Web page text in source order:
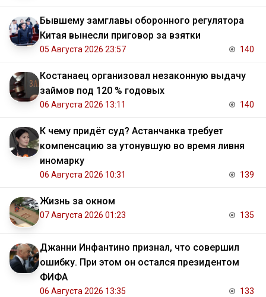
Бывшему замглавы оборонного регулятора
Китая вынесли приговор за взятки
05 Августа 2026 23:57 140
Костанаец организовал незаконную выдачу
займов под 120 % годовых
06 Августа 2026 13:11 140
К чему придёт суд? Астанчанка требует
компенсацию за утонувшую во время ливня
иномарку
06 Августа 2026 10:31 139
Жизнь за окном
07 Августа 2026 01:23 135
Джанни Инфантино признал, что совершил
ошибку. При этом он остался президентом
ФИФА
06 Августа 2026 13:35 133